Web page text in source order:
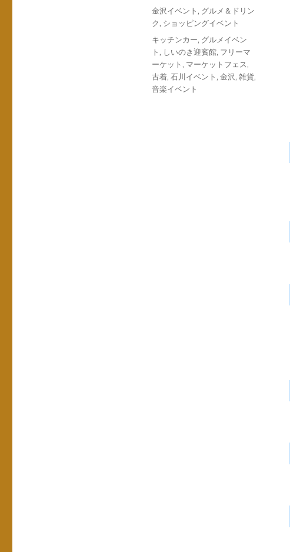
投
稿
カ
テ
ゴ
リ
金沢イベント , グルメ＆ドリン
ク, ショッピングイベント
タ
グ
キッチンカー, グルメイベン
ト , しいのき迎賓館, フリーマ
ーケット , マーケットフェス,
古着, 石川イベント , 金沢, 雑貨,
音楽イベント